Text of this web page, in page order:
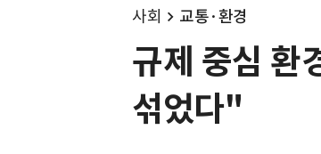
사회 교통·환경
규제 중심 환
섞었다"